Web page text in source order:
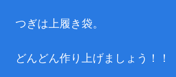
つぎは上履き袋。
どんどん作り上げましょう！！